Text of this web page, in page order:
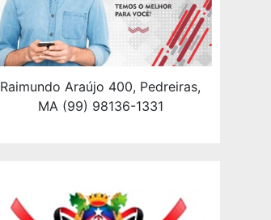
Raimundo Araújo 400, Pedreiras,
MA (99) 98136-1331